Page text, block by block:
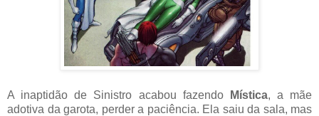
A inaptidão de Sinistro acabou fazendoMística, a mãe
adotiva da garota, perder a paciência. Ela saiu da sala, mas